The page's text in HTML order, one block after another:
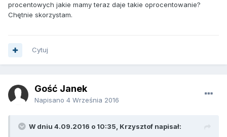
procentowych jakie mamy teraz daje takie oprocentowanie?
Chętnie skorzystam.
Cytuj
Gość Janek
Napisano 4 Września 2016
W dniu 4.09.2016 o 10:35, Krzysztof napisał: